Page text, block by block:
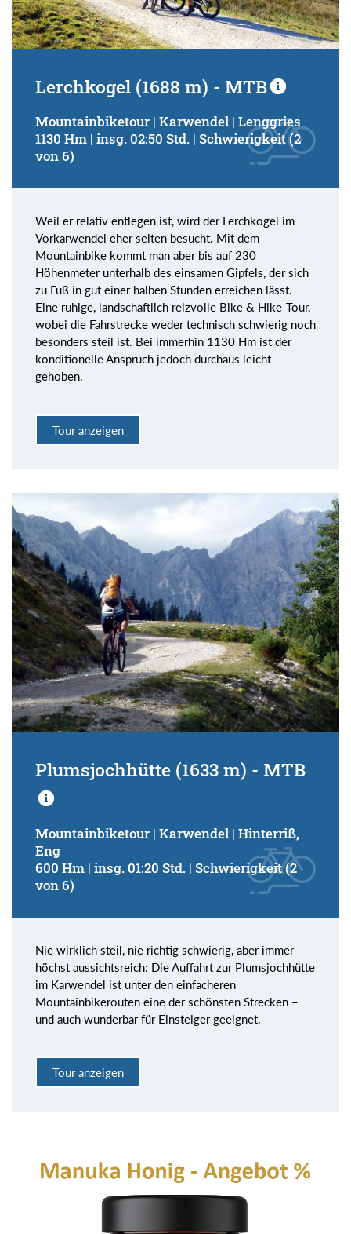
Lerchkogel (1688 m) - MTB
Mountainbiketour | Karwendel | Lenggries
1130 Hm | insg. 02:50 Std. | Schwierigkeit (2
von 6)
Weil er relativ entlegen ist, wird der Lerchkogel im
Vorkarwendel eher selten besucht. Mit dem
Mountainbike kommt man aber bis auf 230
Höhenmeter unterhalb des einsamen Gipfels, der sich
zu Fuß in gut einer halben Stunden erreichen lässt.
Eine ruhige, landschaftlich reizvolle Bike & Hike-Tour,
wobei die Fahrstrecke weder technisch schwierig noch
besonders steil ist. Bei immerhin 1130 Hm ist der
konditionelle Anspruch jedoch durchaus leicht
gehoben.
Tour anzeigen
Plumsjochhütte (1633 m) - MTB
Mountainbiketour | Karwendel | Hinterriß,
Eng
600 Hm | insg. 01:20 Std. | Schwierigkeit (2
von 6)
Nie wirklich steil, nie richtig schwierig, aber immer
höchst aussichtsreich: Die Auffahrt zur Plumsjochhütte
im Karwendel ist unter den einfacheren
Mountainbikerouten eine der schönsten Strecken –
und auch wunderbar für Einsteiger geeignet.
Tour anzeigen